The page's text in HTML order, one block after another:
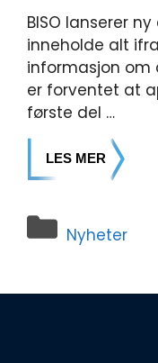
BISO lanserer
inneholde alt
informasjon om
er forventet at
første del …
LES MER
Nyheter